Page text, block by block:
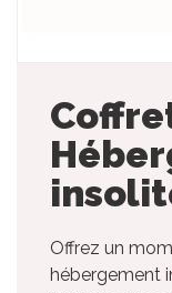
Offrez un
hébergement